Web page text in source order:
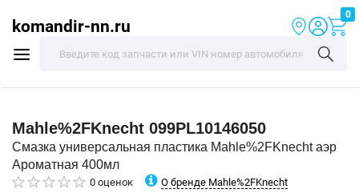
komandir-nn.ru
0
Mahle%2FKnecht 099PL10146050
Смазка универсальная пластика Mahle%2FKnecht аэр
Ароматная 400мл
0 оценок О бренде Mahle%2FKnecht